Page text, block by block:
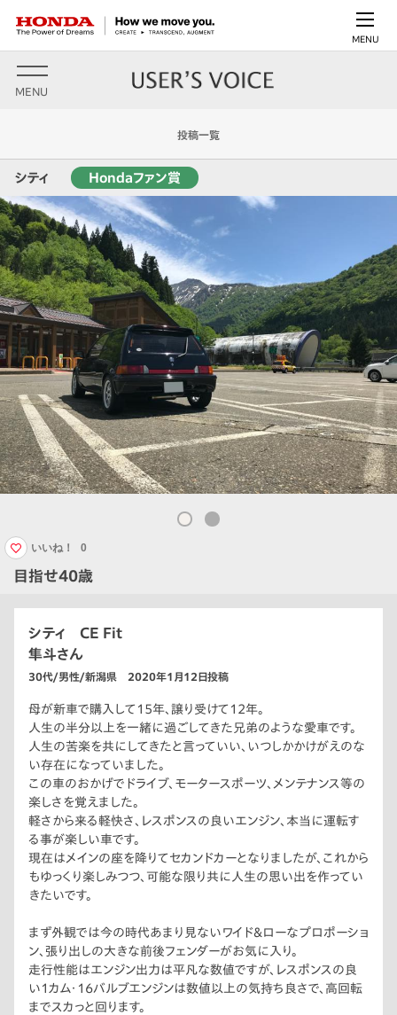
MENU
MENU
投稿一覧
シティ Hondaファン賞
目指せ40歳
いいね！ 0
シティ CE Fit
隼斗さん
30代/男性/新潟県 2020年1月12日投稿
母が新車で購入して15年、譲り受けて12年。
人生の半分以上を一緒に過ごしてきた兄弟のような愛車です。
人生の苦楽を共にしてきたと言っていい、いつしかかけがえのな
い存在になっていました。
この車のおかげでドライブ、モータースポーツ、メンテナンス等の
楽しさを覚えました。
軽さから来る軽快さ、レスポンスの良いエンジン、本当に運転す
る事が楽しい車です。
現在はメインの座を降りてセカンドカーとなりましたが、これから
もゆっくり楽しみつつ、可能な限り共に人生の思い出を作ってい
きたいです。
まず外観では今の時代あまり見ないワイド＆ローなプロポーショ
ン、張り出しの大きな前後フェンダーがお気に入り。
走行性能はエンジン出力は平凡な数値ですが、レスポンスの良
い1カム・16バルブエンジンは数値以上の気持ち良さで、高回転
までスカっと回ります。